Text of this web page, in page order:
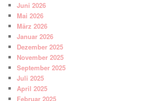
Juni 2026
Mai 2026
März 2026
Januar 2026
Dezember 2025
November 2025
September 2025
Juli 2025
April 2025
Februar 2025